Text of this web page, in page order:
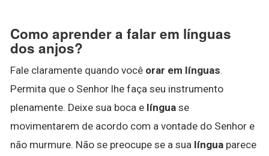
Como aprender a falar em línguas
dos anjos?
Fale claramente quando você orar em línguas.
Permita que o Senhor lhe faça seu instrumento
plenamente. Deixe sua boca e língua se
movimentarem de acordo com a vontade do Senhor e
não murmure. Não se preocupe se a sua língua parece